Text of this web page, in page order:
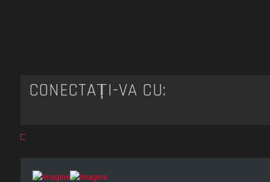
CONECTAȚI-VĂ CU: